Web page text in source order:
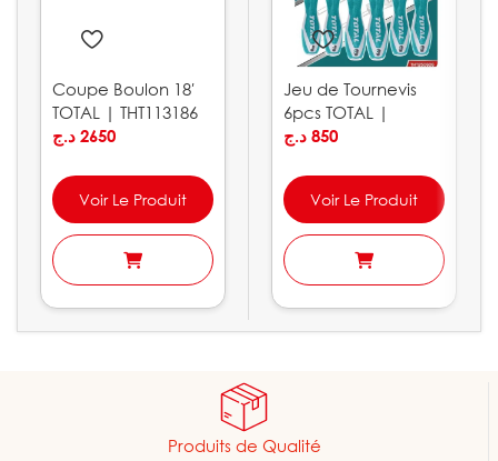
Coupe Boulon 18′
TOTAL | THT113186
2650 د.ج
Voir Le Produit
Jeu de Tournevis
6pcs TOTAL |
THT250606
850 د.ج
Voir Le Produit
Produits de Qualité